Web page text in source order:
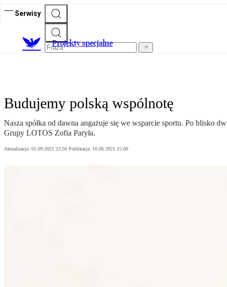
Serwisy
Projekty specjalne
Budujemy polską wspólnotę
Nasza spółka od dawna angażuje się we wsparcie sportu. Po blisko
Grupy LOTOS Zofia Paryła.
Aktualizacja: 01.09.2021 23:56 Publikacja: 10.06.2021 15:00